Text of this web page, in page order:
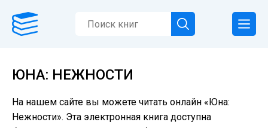
ЮНА: НЕЖНОСТИ
На нашем сайте вы можете читать онлайн «Юна:
Нежности». Эта электронная книга доступна